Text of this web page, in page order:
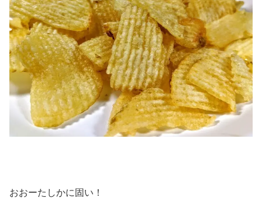
おおーたしかに固い！